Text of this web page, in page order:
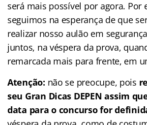
será mais possível por agora. Por
seguimos na esperança de que
realizar nosso aulão em
juntos, na véspera da prova,
remarcada mais para frente, em
Atenção: não se preocupe, pois
seu Gran Dicas DEPEN assim
data para o concurso for